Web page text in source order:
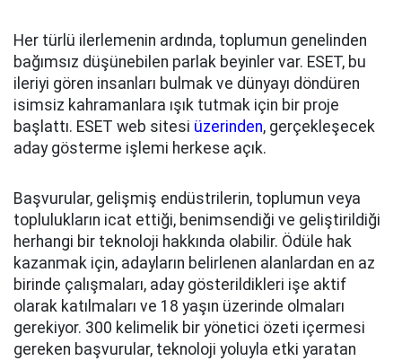
Her türlü ilerlemenin ardında, toplumun genelinden
bağımsız düşünebilen parlak beyinler var. ESET, bu
ileriyi gören insanları bulmak ve dünyayı döndüren
isimsiz kahramanlara ışık tutmak için bir proje
başlattı. ESET web sitesi üzerinden, gerçekleşecek
aday gösterme işlemi herkese açık.
Başvurular, gelişmiş endüstrilerin, toplumun veya
toplulukların icat ettiği, benimsendiği ve geliştirildiği
herhangi bir teknoloji hakkında olabilir. Ödüle hak
kazanmak için, adayların belirlenen alanlardan en az
birinde çalışmaları, aday gösterildikleri işe aktif
olarak katılmaları ve 18 yaşın üzerinde olmaları
gerekiyor. 300 kelimelik bir yönetici özeti içermesi
gereken başvurular, teknoloji yoluyla etki yaratan